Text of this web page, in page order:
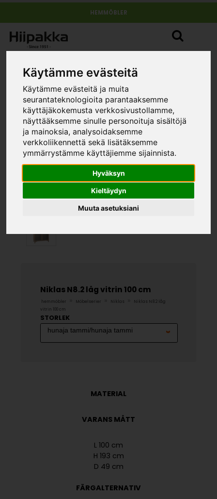
Käytämme evästeitä
Käytämme evästeitä ja muita
seurantateknologioita parantaaksemme
käyttäjäkokemusta verkkosivustollamme,
näyttääksemme sinulle personoituja sisältöjä
ja mainoksia, analysoidaksemme
verkkoliikennettä sekä lisätäksemme
ymmärrystämme käyttäjiemme sijainnista.
Hyväksyn
Kieltäydyn
Muuta asetuksiani
HEMMÖBLER
Niklas N8.2 låg vitrin 100 cm
hemmöbler Möbelserier Niklas
Niklas N8.2 låg
vitrin 100 cm
STORLEK
MATERIAL
VARANS MÅTT
L 100 cm
H 193 cm
D 49 cm
FÄRGALTERNATIV